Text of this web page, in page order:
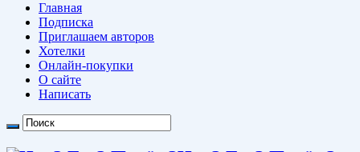
Главная
Подписка
Приглашаем авторов
Хотелки
Онлайн-покупки
О сайте
Написать